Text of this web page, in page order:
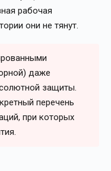
рабочая
они не тянут.
даже
защиты.
перечень
при которых